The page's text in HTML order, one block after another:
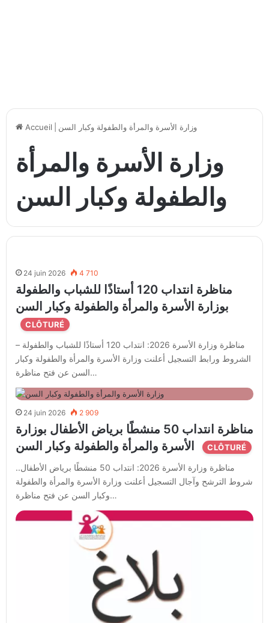
Accueil وزارة الأسرة والمرأة والطفولة وكبار السن
وزارة الأسرة والمرأة
والطفولة وكبار السن
24 juin 2026 4 710
مناظرة انتداب 120 أستاذًا للشباب والطفولة
بوزارة الأسرة والمرأة والطفولة وكبار السن
CLÔTURÉ
مناظرة وزارة الأسرة 2026: انتداب 120 أستاذًا للشباب والطفولة –
الشروط ورابط التسجيل أعلنت وزارة الأسرة والمرأة والطفولة وكبار
السن عن فتح مناظرة…
24 juin 2026 2 909
مناظرة انتداب 50 منشطًا برياض الأطفال بوزارة
CLÔTURÉ
مناظرة وزارة الأسرة 2026: انتداب 50 منشطًا برياض الأطفال..
شروط الترشح وآجال التسجيل أعلنت وزارة الأسرة والمرأة والطفولة
وكبار السن عن فتح مناظرة…